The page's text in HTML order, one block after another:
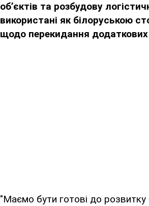
об’єктів та розбудову
використані як білоруською
щодо перекидання
"Маємо бути готові до розвитку